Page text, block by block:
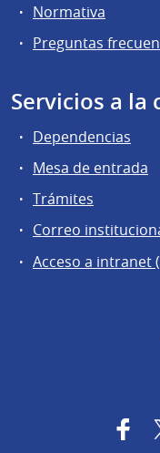
Normativa
Preguntas
Servicios a la
Dependencias
Mesa de entrada
Trámites
Correo
Acceso a intranet